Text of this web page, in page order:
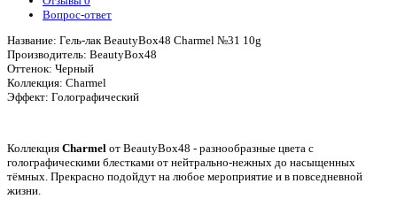
Вопрос-ответ
Название: Гель-лак BeautyBox48 Charmel №31 10g
Производитель: BeautyBox48
Оттенок: Черный
Коллекция: Charmel
Эффект: Голографический
Коллекция Charmel от BeautyBox48 - разнообразные цвета с
голографическими блестками от нейтрально-нежных до насыщенных
тёмных. Прекрасно подойдут на любое мероприятие и в повседневной
жизни.